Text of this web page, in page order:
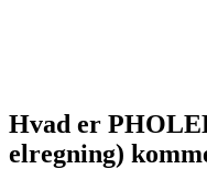
Hvad er
elregning)